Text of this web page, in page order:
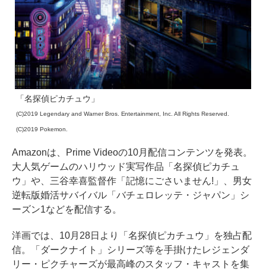
「名探偵ピカチュウ」
(C)2019 Legendary and Warner Bros. Entertainment, Inc. All Rights Reserved.
(C)2019 Pokemon.
Amazonは、Prime Videoの10月配信コンテンツを発表。
大人気ゲームのハリウッド実写作品「名探偵ピカチュ
ウ」や、三谷幸喜監督作「記憶にごさいません!」、男女
逆転版婚活サバイバル「バチェロレッテ・ジャパン」シ
ーズン1などを配信する。
洋画では、10月28日より「名探偵ピカチュウ」を独占配
信。「ダークナイト」シリーズ等を手掛けたレジェンダ
リー・ピクチャーズが最高峰のスタッフ・キャストを集